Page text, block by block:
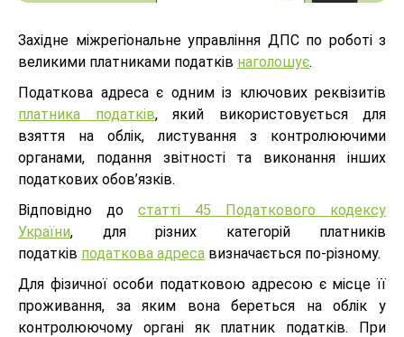
Західне міжрегіональне управління ДПС по роботі з
великими платниками податків наголошує.
Податкова адреса є одним із ключових реквізитів
платника податків, який використовується для
взяття на облік, листування з контролюючими
органами, подання звітності та виконання інших
податкових обов’язків.
Відповідно до статті 45 Податкового кодексу
України, для різних категорій платників
податків податкова адреса визначається по-різному.
Для фізичної особи податковою адресою є місце її
проживання, за яким вона береться на облік у
контролюючому органі як платник податків. При